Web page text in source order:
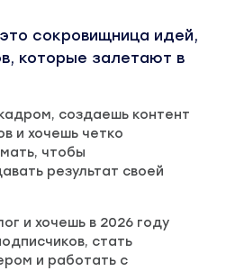
сокровищница идей,
которые залетают в
создаешь контент
и хочешь четко
чтобы
результат своей
и хочешь в 2026 году
стать
и работать с